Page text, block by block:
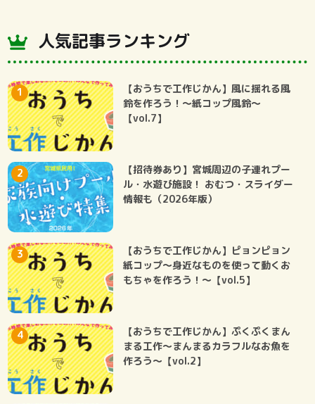
人気記事ランキング
【おうちで工作じかん】風に揺れる風
鈴を作ろう！～紙コップ風鈴～
【vol.7】
【招待券あり】宮城周辺の子連れプー
ル・水遊び施設！ おむつ・スライダー
情報も（2026年版）
【おうちで工作じかん】ピョンピョン
紙コップ～身近なものを使って動くお
もちゃを作ろう！～【vol.5】
【おうちで工作じかん】ぷくぷくまん
まる工作～まんまるカラフルなお魚を
作ろう～【vol.2】